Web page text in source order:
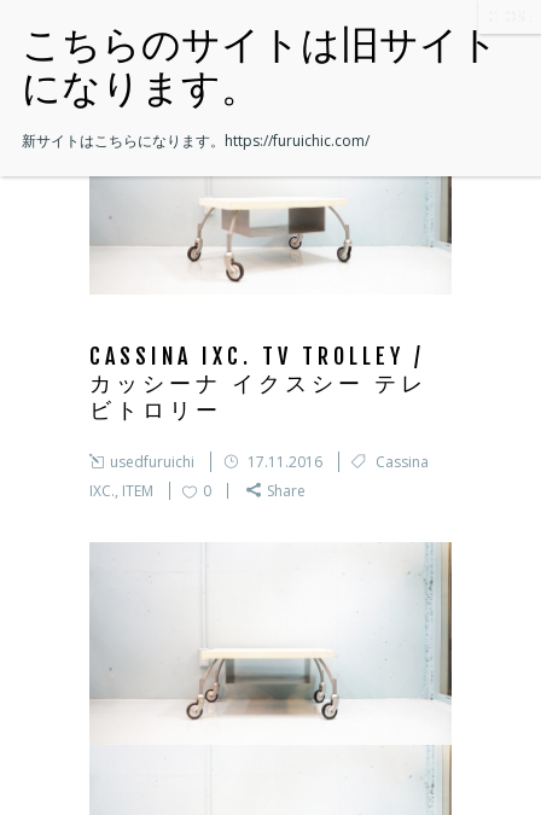
CASSINA IXC. TV TROLLEY /
カッシーナ イクスシー テレ
ビトロリー
usedfuruichi 17.11.2016
Cassina
IXC., ITEM 0 Share
新サイトはこちらになります。 https://furuichic.com/